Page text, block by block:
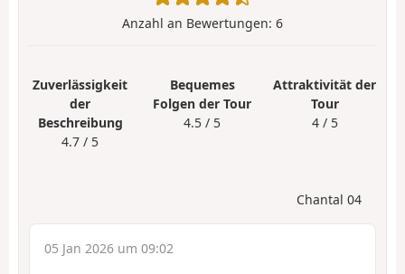
Anzahl an Bewertungen: 6
Zuverlässigkeit
der
Beschreibung
4.7 / 5
Bequemes
Folgen der Tour
4.5 / 5
Attraktivität der
Tour
4 / 5
Chantal 04
05 Jan 2026 um 09:02